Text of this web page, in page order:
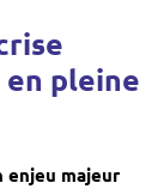
pleine
enjeu majeur